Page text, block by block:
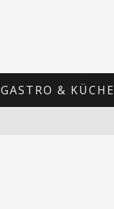
GASTRO & KÜCHE